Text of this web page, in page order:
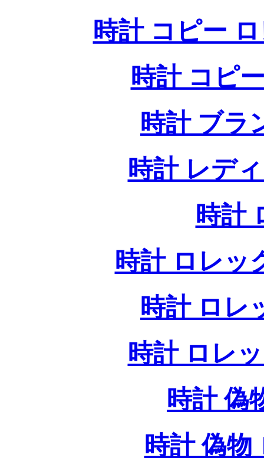
時計 コピー
時計 コピ
時計 ブラ
時計 レデ
時計
時計 ロレッ
時計 ロレ
時計 ロレ
時計 偽
時計 偽物